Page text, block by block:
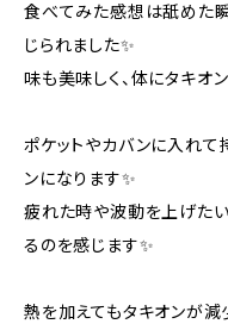
食べてみた感想は舐めた
じられました✨
味も美味しく、体にタキオ
ポケットやカバンに入れて
ンになります✨
疲れた時や波動を上げた
るのを感じます✨
熱を加えてもタキオンが減